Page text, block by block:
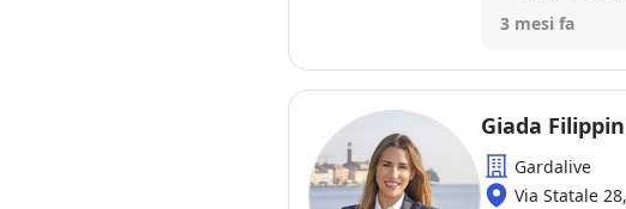
3 mesi fa
Giada
Gardalive
Via Statale